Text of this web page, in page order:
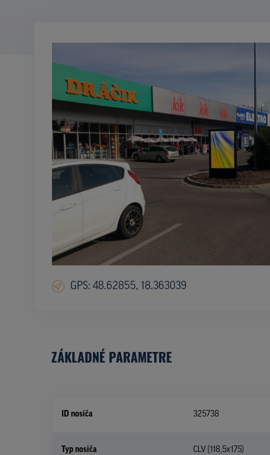
GPS: 48.62855, 18.363039
ZÁKLADNÉ PARAMETRE
ID nosiča 325738
Typ nosiča CLV (118,5x175)